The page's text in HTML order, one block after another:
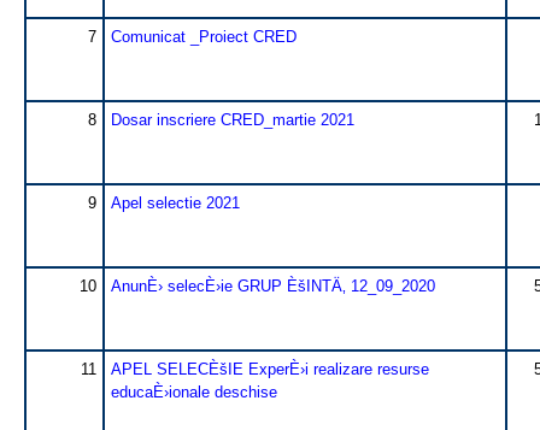
7 Comunicat _Proiect CRED
8 Dosar inscriere CRED_martie 2021
9 Apel selectie 2021
10 AnunÈ› selecÈ›ie GRUP ÈšINTÄ‚ 12_09_2020
11
APEL SELECÈšIE ExperÈ›i realizare resurse
educaÈ›ionale deschise